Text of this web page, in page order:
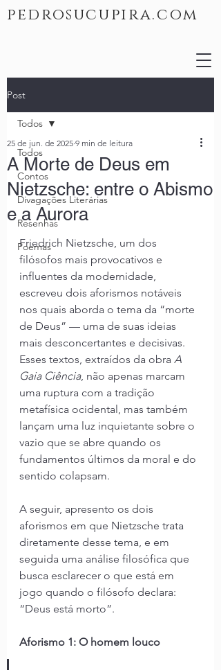
pedrosucupira.com
Post
Todos
Contos
Divagações Literárias
Resenhas
Poemas
Todos
A Morte de Deus em
Nietzsche: entre o Abismo
e a Aurora
25 de jun. de 2025 9 min de leitura
Friedrich Nietzsche, um dos
filósofos mais provocativos e
influentes da modernidade,
escreveu dois aforismos notáveis
nos quais aborda o tema da “morte
de Deus” — uma de suas ideias
mais desconcertantes e decisivas.
Esses textos, extraídos da obra A
Gaia Ciência, não apenas marcam
uma ruptura com a tradição
metafísica ocidental, mas também
lançam uma luz inquietante sobre o
vazio que se abre quando os
fundamentos últimos da moral e do
sentido colapsam.
A seguir, apresento os dois
aforismos em que Nietzsche trata
diretamente desse tema, e em
seguida uma análise filosófica que
busca esclarecer o que está em
jogo quando o filósofo declara:
“Deus está morto”.
Aforismo 1: O homem louco